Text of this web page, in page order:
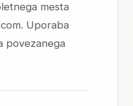
mesta
Uporaba
povezanega